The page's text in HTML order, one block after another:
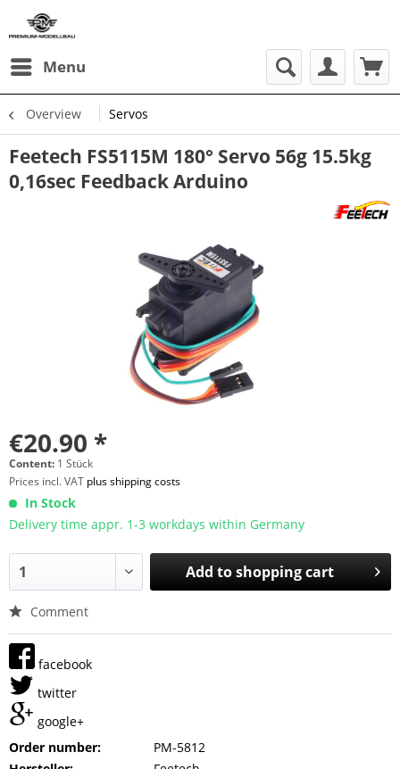
Menu
Overview Servos
Feetech FS5115M 180° Servo 56g 15.5kg
0,16sec Feedback Arduino
€20.90 *
Content: 1 Stück
Prices incl. VAT plus shipping costs
In Stock
Delivery time appr. 1-3 workdays within Germany
Add toshopping cart
Comment
facebook
twitter
google+
Order number:
PM-5812